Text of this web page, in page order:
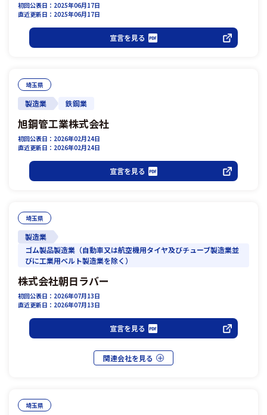
初回公表日：2025年06月17日
直近更新日：2025年06月17日
宣言を見る
埼玉県
製造業 鉄鋼業
旭鋼管工業株式会社
初回公表日：2026年02月24日
直近更新日：2026年02月24日
宣言を見る
埼玉県
製造業
ゴム製品製造業（自動車又は航空機用タイヤ及びチューブ製造業並
びに工業用ベルト製造業を除く）
株式会社朝日ラバー
初回公表日：2026年07月13日
直近更新日：2026年07月13日
宣言を見る
埼玉県